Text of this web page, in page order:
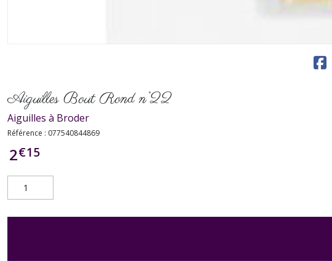
Aiguilles Bout Rond n°22
Aiguilles à Broder
Référence : 077540844869
2€15